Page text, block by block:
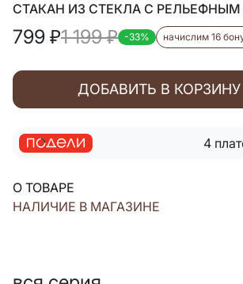
СТАКАН ИЗ СТЕКЛА С
799 ₽1 199₽ -33% начислим 16
ДОБАВИТЬ В КОРЗИНУ
4
О ТОВАРЕ
НАЛИЧИЕ В МАГАЗИНЕ